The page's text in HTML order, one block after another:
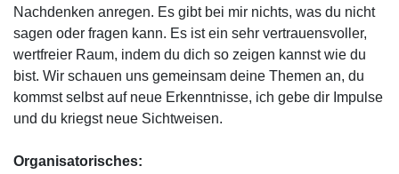
Nachdenken anregen. Es gibt bei mir nichts, was du nicht
sagen oder fragen kann. Es ist ein sehr vertrauensvoller,
wertfreier Raum, indem du dich so zeigen kannst wie du
bist. Wir schauen uns gemeinsam deine Themen an, du
kommst selbst auf neue Erkenntnisse, ich gebe dir Impulse
und du kriegst neue Sichtweisen.
Organisatorisches: